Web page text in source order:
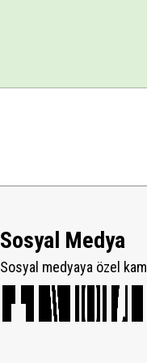
Sosyal Medya
Sosyal medyaya özel